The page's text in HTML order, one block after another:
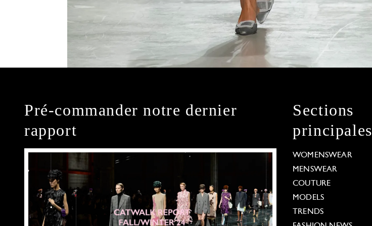
Pré-commander notre dernier
rapport
Sections
principales
WOMENSWEAR
MENSWEAR
COUTURE
MODELS
TRENDS